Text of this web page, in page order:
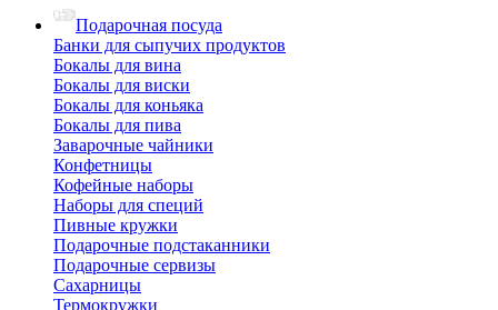
Подарочная посуда
Банки для сыпучих продуктов
Бокалы для вина
Бокалы для виски
Бокалы для коньяка
Бокалы для пива
Заварочные чайники
Конфетницы
Кофейные наборы
Наборы для специй
Пивные кружки
Подарочные подстаканники
Подарочные сервизы
Сахарницы
Термокружки